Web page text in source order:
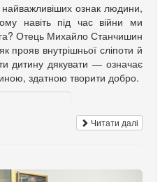
ознак людини,
навіть під час війни ми
Отець Михайло Станчишин
прояв внутрішньої сліпоти й
дитину дякувати — означає
здатною творити добро.
Читати далі